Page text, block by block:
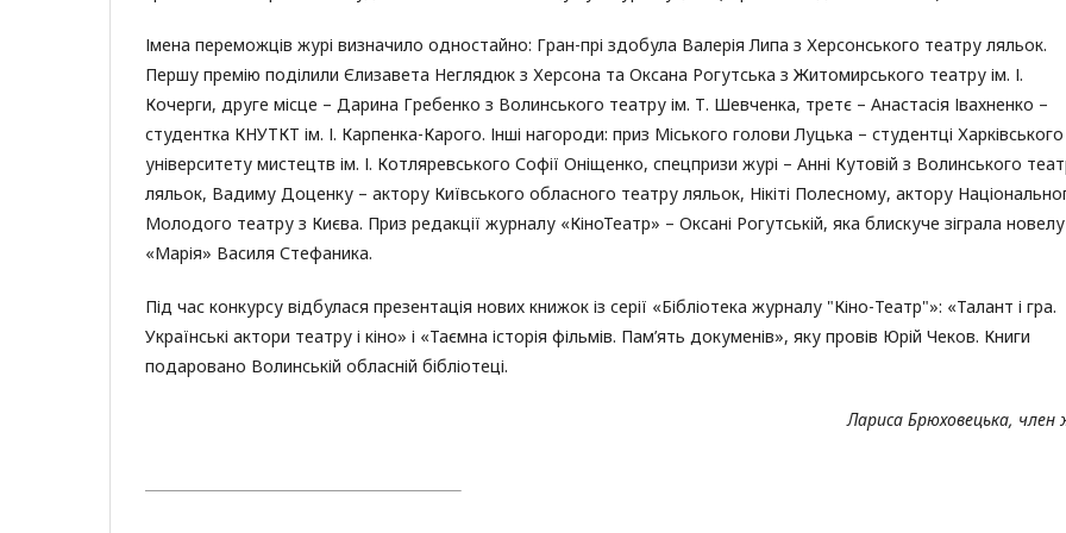
Імена переможців журі визначило одностайно: Гран-прі здобула Валерія Липа з Херсонського театру ляльок.
Першу премію поділили Єлизавета Неглядюк з Херсона та Оксана Рогутська з Житомирського театру ім. І.
Кочерги, друге місце – Дарина Гребенко з Волинського театру ім. Т. Шевченка, третє – Анастасія Івахненко –
студентка КНУТКТ ім. І. Карпенка-Карого. Інші нагороди: приз Міського голови Луцька – студентці Харківського
університету мистецтв ім. І. Котляревського Софії Оніщенко, спецпризи журі – Анні Кутовій з Волинського
ляльок, Вадиму Доценку – актору Київського обласного театру ляльок, Нікіті Полесному, актору
Молодого театру з Києва. Приз редакції журналу «КіноТеатр» – Оксані Рогутській, яка блискуче зіграла новелу
«Марія» Василя Стефаника.
Під час конкурсу відбулася презентація нових книжок із серії «Бібліотека журналу "Кіно-Театр"»: «Талант і гра.
Українські актори театру і кіно» і «Таємна історія фільмів. Пам’ять докуменів», яку провів Юрій Чеков. Книги
подаровано Волинській обласній бібліотеці.
Лариса Брюховецька, член